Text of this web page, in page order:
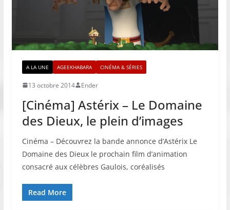
A LA UNE AGEEKHABARA CINÉMA & SÉRIES
13 octobre 2014 Ender
[Cinéma] Astérix – Le Domaine
des Dieux, le plein d’images
Cinéma – Découvrez la bande annonce d’Astérix Le
Domaine des Dieux le prochain film d’animation
consacré aux célèbres Gaulois, coréalisés
Read More